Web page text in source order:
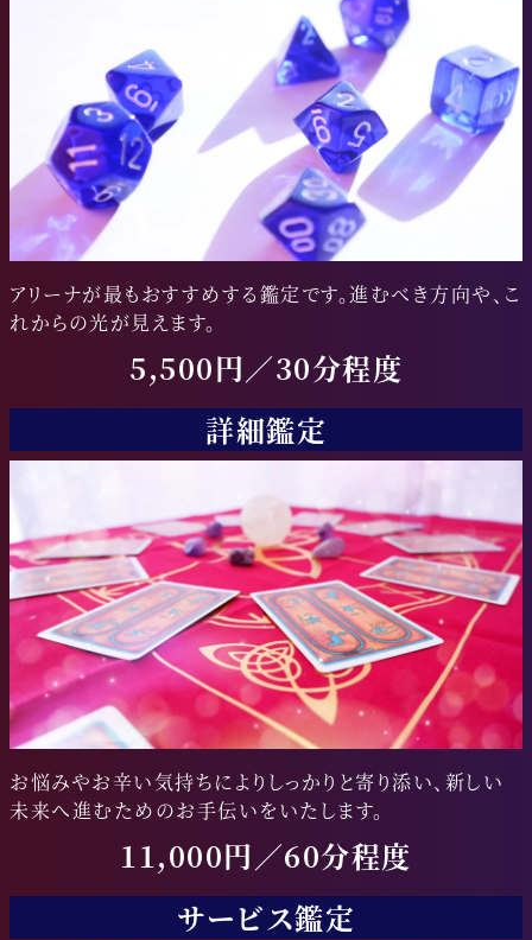
アリーナが最もおすすめする鑑定です。進むべき方向や、こ
れからの光が見えます。
5,500円／30分程度
詳細鑑定
お悩みやお辛い気持ちによりしっかりと寄り添い、新しい
未来へ進むためのお手伝いをいたします。
11,000円／60分程度
サービス鑑定